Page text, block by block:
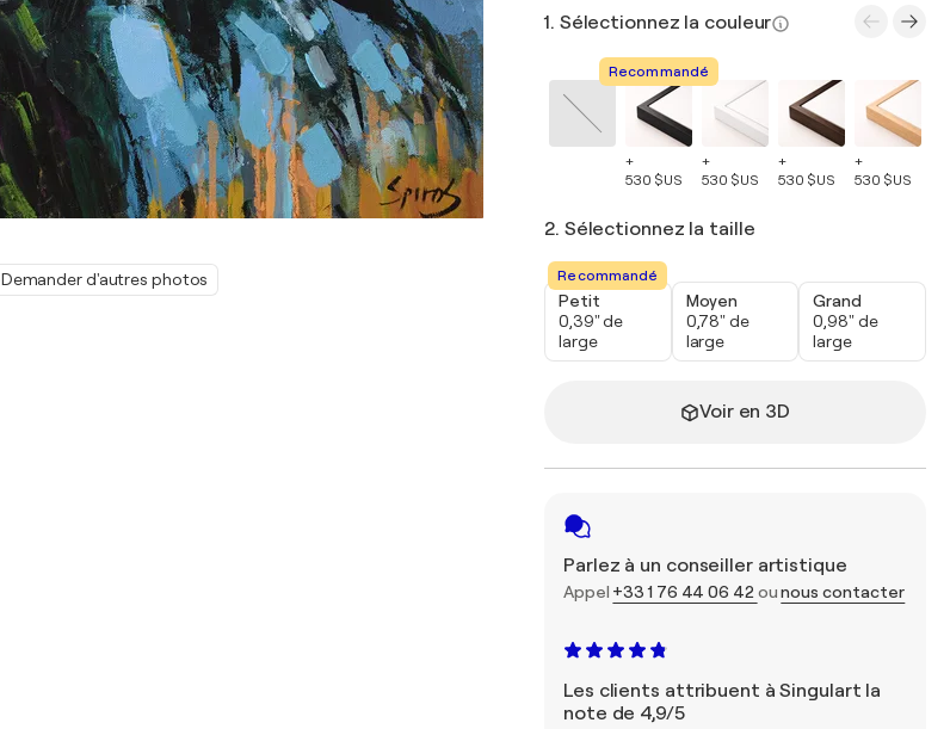
Demander d'autres photos
1. Sélectionnez la couleur
Recommandé
+
530 $US
+
530 $US
+
530 $US
+
530 $US
2. Sélectionnez la taille
Recommandé
Petit
0,39" de
large
Moyen
0,78" de
large
Grand
0,98" de
large
Voir en 3D
Parlez à un conseiller artistique
Appel +33 1 76 44 06 42 ounous contacter
Les clients attribuent à Singulart la
note de 4,9/5